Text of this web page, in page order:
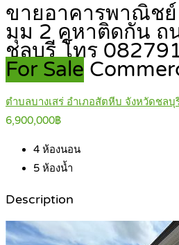
ขายอาคารพาณิช
มุม 2 คูหาติดกัน ถ
ชลบุรี โทร
For Sale
ตำบลบางเสร่ อำเภอสัตหีบ จังหวัดชลบุ
6,900,000฿
4 ห้องนอน
5 ห้องน้ำ
Description